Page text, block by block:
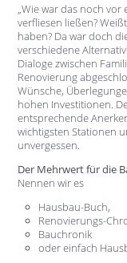
„Wie war das noch
verfliesen ließen?
haben? Da war doch
verschiedene
Dialoge zwischen
Renovierung
Wünsche,
hohen Investitionen.
entsprechende
wichtigsten Stationen
unvergessen.
Der Mehrwert für die
Nennen wir es
Hausbau-Buch,
Renovierungs-
Bauchronik
oder einfach